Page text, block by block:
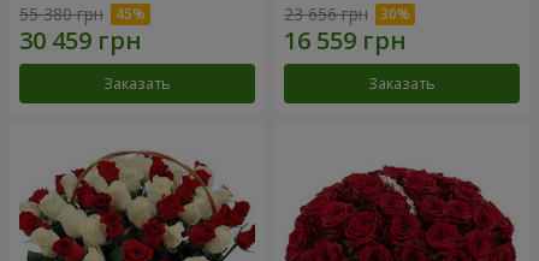
55 380 грн
Заказать
23 656 грн
Заказать